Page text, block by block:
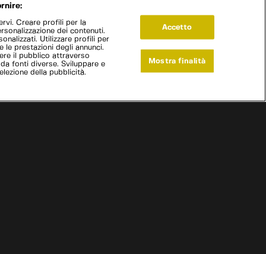
Creare profili per la
dei contenuti.
Utilizzare profili per
le prestazioni degli annunci.
il pubblico attraverso
fonti diverse. Sviluppare e
della pubblicità.
Accetto
Mostra finalità